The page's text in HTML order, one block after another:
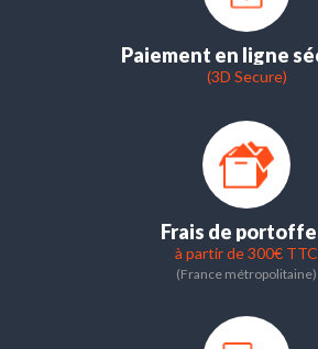
Paiement en ligne
(3D Secure)
Frais de port
à partir de 300€ TTC
(France métropolitaine)